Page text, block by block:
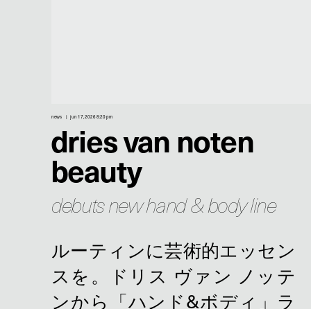
news jun 17, 2026 8:20 pm
dries van noten
beauty
debuts new hand & body line